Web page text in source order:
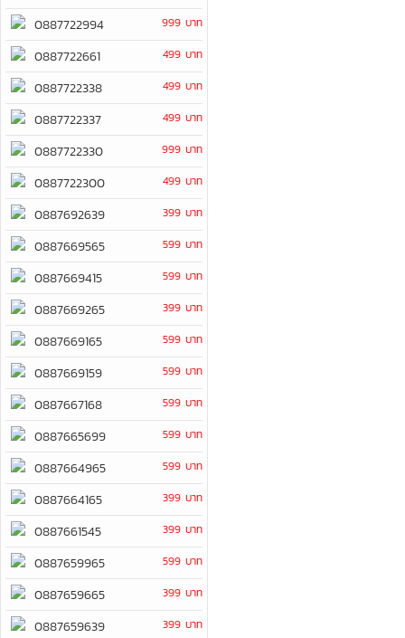
0887722994
999 บาท
0887722661 499 บาท
0887722338 499 บาท
0887722337 499 บาท
0887722330 999 บาท
0887722300 499 บาท
0887692639 399 บาท
0887669565 599 บาท
0887669415 599 บาท
0887669265 399 บาท
0887669165 599 บาท
0887669159 599 บาท
0887667168 599 บาท
0887665699 599 บาท
0887664965 599 บาท
0887664165 399 บาท
0887661545 399 บาท
0887659965 599 บาท
0887659665 399 บาท
0887659639 399 บาท